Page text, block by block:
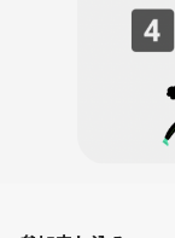
せっかく会えたんだか
この出会いを大切に
っていう一期一会を
わかっていただける